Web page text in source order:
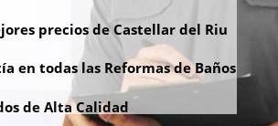
precios de Castellar del Riu
en todas las Reformas de Baños
de Alta Calidad